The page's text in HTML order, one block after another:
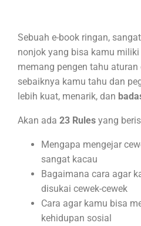
Sebuah e-book ringan,
nonjok yang bisa kamu
memang pengen tahu
sebaiknya kamu tahu dan
lebih kuat, menarik, dan
Akan ada 23 Rules yang
Mengapa mengejar
sangat kacau
Bagaimana cara agar
disukai cewek-cewek
Cara agar kamu bisa
kehidupan sosial